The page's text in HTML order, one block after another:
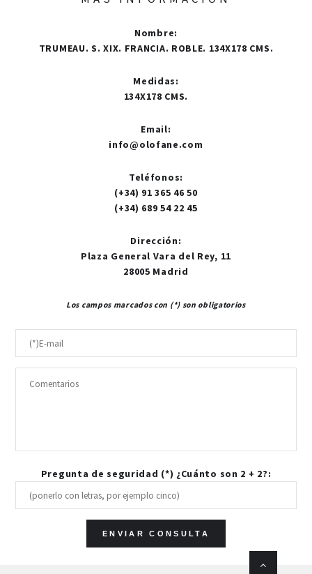
Nombre:
TRUMEAU. S. XIX. FRANCIA. ROBLE. 134X178 CMS.
Medidas:
134X178 CMS.
Email:
info@olofane.com
Teléfonos:
(+34) 91 365 46 50
(+34) 689 54 22 45
Dirección:
Plaza General Vara del Rey, 11
28005 Madrid
Los campos marcados con (*) son obligatorios
Pregunta de seguridad (*) ¿Cuánto son 2 + 2?: